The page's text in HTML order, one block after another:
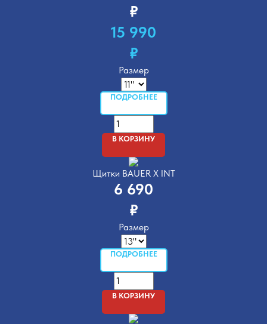
₽
15 990
₽
Размер
ПОДРОБНЕЕ
В КОРЗИНУ
Щитки BAUER X INT
6 690
₽
Размер
ПОДРОБНЕЕ
В КОРЗИНУ